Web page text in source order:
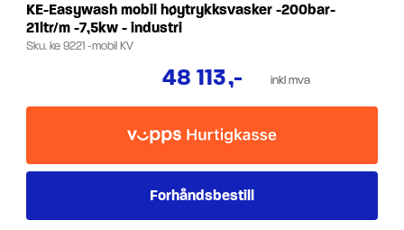
KE-Easywash mobil høytrykksvasker -200bar-
21ltr/m -7,5kw - industri
Sku.ke 9221 -mobil KV
48 113,- inkl mva